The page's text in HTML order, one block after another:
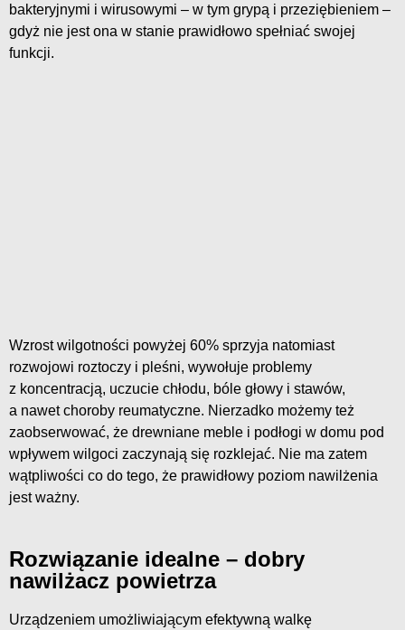
bakteryjnymi i wirusowymi – w tym grypą i przeziębieniem –
gdyż nie jest ona w stanie prawidłowo spełniać swojej
funkcji.
Wzrost wilgotności powyżej 60% sprzyja natomiast
rozwojowi roztoczy i pleśni, wywołuje problemy
z koncentracją, uczucie chłodu, bóle głowy i stawów,
a nawet choroby reumatyczne. Nierzadko możemy też
zaobserwować, że drewniane meble i podłogi w domu pod
wpływem wilgoci zaczynają się rozklejać. Nie ma zatem
wątpliwości co do tego, że prawidłowy poziom nawilżenia
jest ważny.
Rozwiązanie idealne – dobry
nawilżacz powietrza
Urządzeniem umożliwiającym efektywną walkę